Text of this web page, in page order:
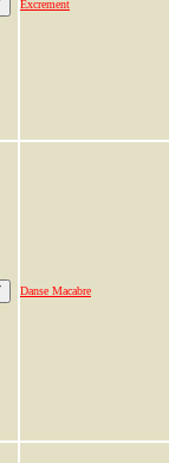
Excrement
Danse Macabre